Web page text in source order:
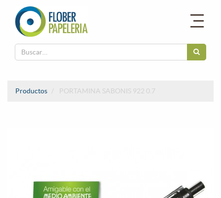
Productos PORTAMINA SABONIS 922 0.7